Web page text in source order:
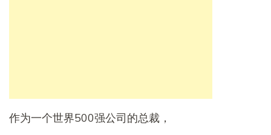
作为一个世界500强公司的总裁，